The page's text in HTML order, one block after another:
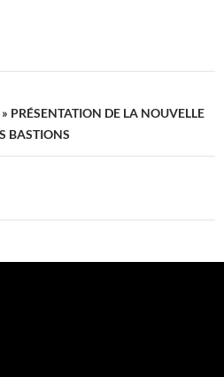
» PRÉSENTATION DE LA NOUVELLE
BASTIONS